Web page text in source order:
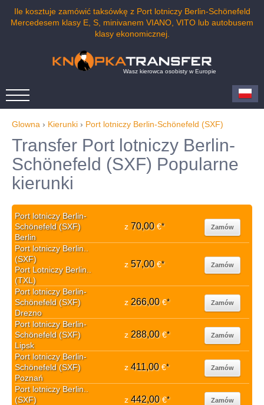
Ile kosztuje zamówić taksówkę z Port lotniczy Berlin-Schönefeld
Mercedesem klasy E, S, minivanem VIANO, VITO lub autobusem
klasy ekonomicznej.
Wasz kierowca osobisty w Europie
Glowna › Kierunki › Port lotniczy Berlin-Schönefeld (SXF)
Transfer Port lotniczy Berlin-
Schönefeld (SXF) Popularne
kierunki
Port lotniczy Berlin-
Schönefeld (SXF)
Berlin
z 70,00€* Zamów
Port lotniczy Berlin..
(SXF)
Port Lotniczy Berlin..
(TXL)
z 57,00€* Zamów
Port lotniczy Berlin-
Schönefeld (SXF)
Drezno
z 266,00€* Zamów
Port lotniczy Berlin-
Schönefeld (SXF)
Lipsk
z 288,00€* Zamów
Port lotniczy Berlin-
Schönefeld (SXF)
Poznań
z 411,00€* Zamów
Port lotniczy Berlin..
(SXF)
z 442,00€* Zamów